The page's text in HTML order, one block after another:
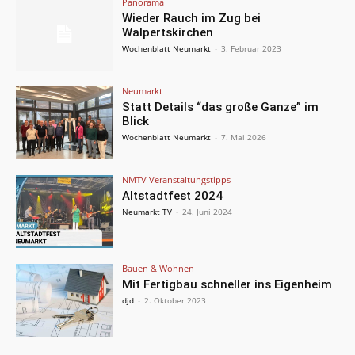
Wieder Rauch im Zug bei
Walpertskirchen
Wochenblatt Neumarkt - 3. Februar 2023
Neumarkt
Statt Details “das große Ganze” im
Blick
Wochenblatt Neumarkt - 7. Mai 2026
NMTV Veranstaltungstipps
Altstadtfest 2024
Neumarkt TV - 24. Juni 2024
Bauen & Wohnen
Mit Fertigbau schneller ins Eigenheim
djd - 2. Oktober 2023